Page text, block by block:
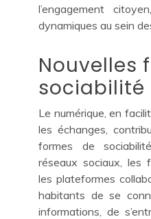
l’engagement
dynamiques au sein
Nouvelles
sociabilité
Le numérique, en
les échanges,
formes de
réseaux sociaux, les
les plateformes
habitants de se
informations, de